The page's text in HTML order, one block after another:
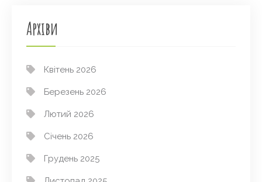
Архіви
Квітень 2026
Березень 2026
Лютий 2026
Січень 2026
Грудень 2025